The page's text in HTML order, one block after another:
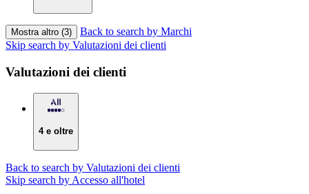
Mostra altro (3)
Back to search by Marchi
Skip search by Valutazioni dei clienti
Valutazioni dei clienti
4 e oltre
Back to search by Valutazioni dei clienti
Skip search by Accesso all'hotel